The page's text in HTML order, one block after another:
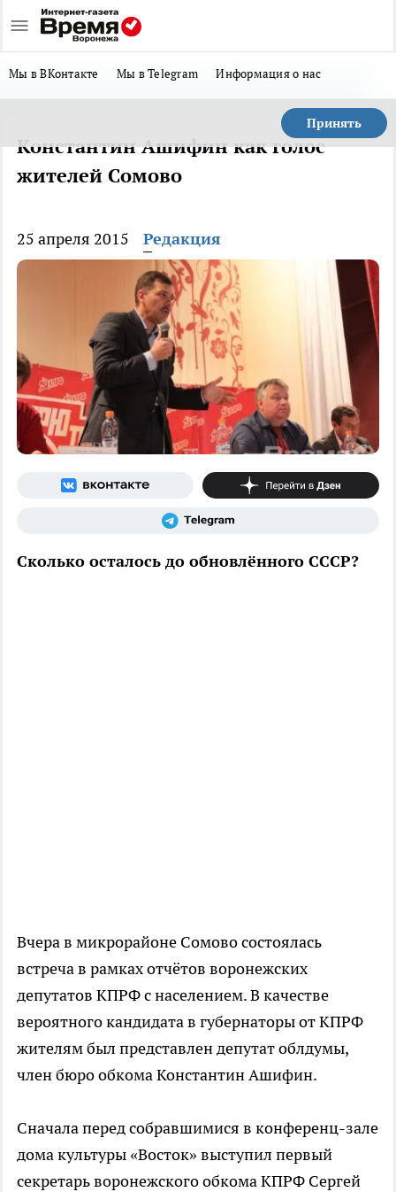
Мы в ВКонтакте Мы в Telegram Информация о нас
Принять
Константин Ашифин как голос
жителей Сомово
25 апреля 2015 Редакция
Сколько осталось до обновлённого СССР?
Вчера в микрорайоне Сомово состоялась
встреча в рамках отчётов воронежских
депутатов КПРФ с населением. В качестве
вероятного кандидата в губернаторы от КПРФ
жителям был представлен депутат облдумы,
член бюро обкома Константин Ашифин.
Сначала перед собравшимися в конференц-зале
дома культуры «Восток» выступил первый
секретарь воронежского обкома КПРФ Сергей